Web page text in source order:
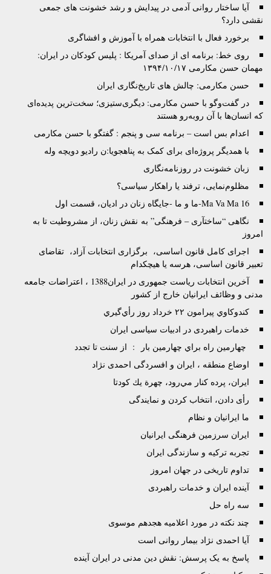
آیا ساختار روانی آدمی در پیدایش و رشد خشونت های جمعی
نقشی دارد؟
برخورد فعال با انتخابات همراه با آموزش و افشاگری
روی خط: برنامه ای از صدای آمریکا : پلیس کودکان در ایران:
مهمان حسن مکارمی ۱۳۹۴/۱۰/۱۷
حسن مکارمی: چالش های تاریخ‌نگاری ایران
در گفت‌وگو با حسن مکارمی: دیگری‌ستیزی؛ سخت‌ترین پدیده‌ای
که انسان‌ها با آن روبه‌رو هستند
اعدام بس است – برنامه سی و پنجم : گفتگو با حسن مکارمی
با همدیگر پروژه‌‌ای برای کمک به پناهجویا:ن رادیو دویچه وله
زبان خشونت در روزنامه‌نگاری
مظلوم‌نمایی، ترفند یا راهکار سیاسی؟
Ma Va Ma 16-ما و ما -جایگاه‌ زنان در ادیان، قسمت اول
نگاهی “ساختآری – فرهنگی” به نقش زنان، از مشروطیت تا به
امروز
اجرای کامل قانون اساسی، برگزاری انتخابات آزاد، تقاضای
تعبیر قانون اساسی، هرسه یا هیچکدام
آخرین انتخابات ریاست جمهوری در ایران1388 ، اعتراضات جامعه
مدنی و وظائف ایرانیان خارج از کشور
كندوكاوي پيرامون ۲۲ خرداد روز رأي‌گيري
خدمات راهبردی در ادبیات سیاسی ایران
چهارمين راه براي چهارمين بار : از سنت تا تجدد
اوضاع منطقه ، ایران و افسردگی احمدی نژاد
ايران، پرده كنار مي‌رود، چهرة يك كودتا
رأی دادن، انتخاب کردن و نمایندگی
ما ایرانیان و نظام
ایران سرزمین فرهنگی ایرانیان
تجربه ترکیه و سازندگی ایران
تداوم تاریخی در جهان امروز
آینده ایران و خدمات راهبردی
سه راه حل
چند نکته در مورد اعلامیه هجدهم موسوی
آیا احمدی نژاد بیمار روانی است
پاسخ به يک پرسش: نقش دين مدنی در ايران آينده